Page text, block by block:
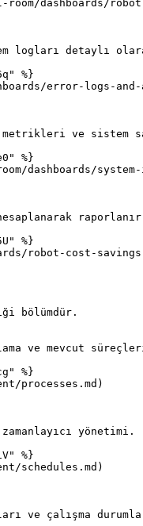
dashboards/
%}
error-logs-
%}
dashboards/
%}
robot-cost-
bölümdür.
%}
processes.md)
%}
schedules.md)